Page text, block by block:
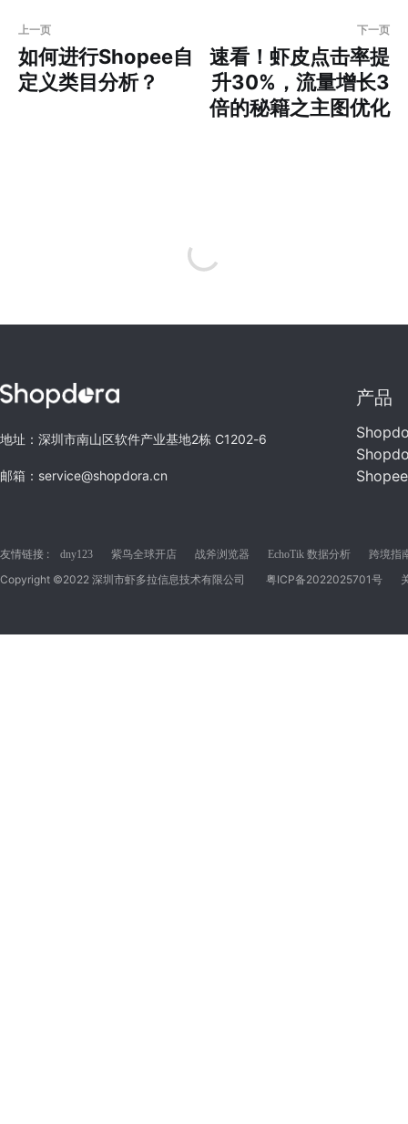
上一页
如何进行Shopee自
定义类目分析？
下一页
速看！虾皮点击率提
升30%，流量增长3
倍的秘籍之主图优化
地址：深圳市南山区软件产业基地2栋 C1202-6
邮箱：service@shopdora.cn
产品
友情链接 : dny123 紫鸟全球开店 战斧浏览器 EchoTik 数据分析 跨境指
Copyright ©2022 深圳市虾多拉信息技术有限公司 粤ICP备2022025701号